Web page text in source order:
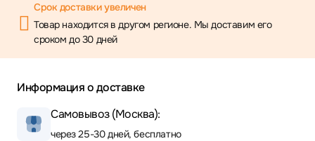
Срок доставки увеличен
Товар находится в другом регионе. Мы доставим его
сроком до 30 дней
Информация о доставке
Самовывоз (Москва):
через 25-30 дней, бесплатно